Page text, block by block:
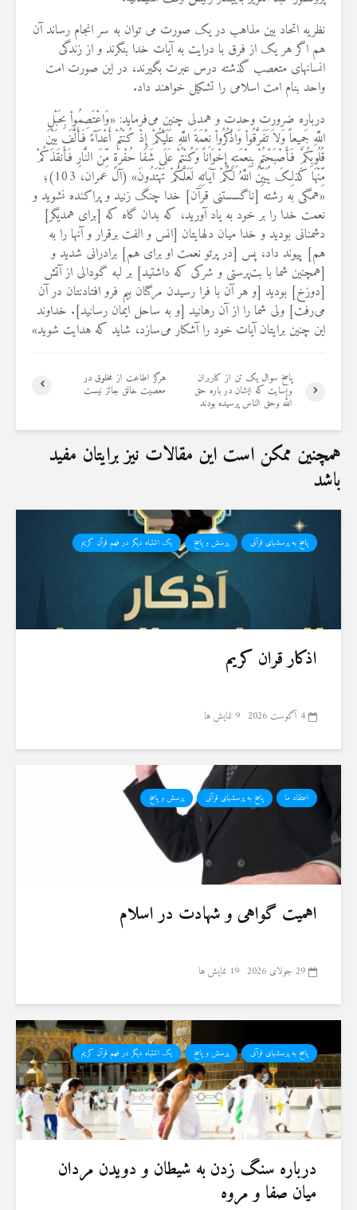
نظریه اتحاد بین مذاهب در یک صورت می توان به سر انجام رساند آن
هم اگر هر یک از فرق با درایت به آیات خدا بنگرند و از زندگی
انسانهای متعصب گذشته درس عبرت بگیرند، در این صورت امت
واحد بنام امت اسلامی را تشکیل خواهند داد.
درباره ضرورت وحدت و همدلی چنین می‌فرماید: «وَاعْتَصِمُواْ بِحَبْلِ
اللَّهِ جَمِیعاً وَلاَ تَفَرَّقُواْ وَاذْکُرُواْ نِعْمَةَ اللَّهِ عَلَیْکُمْ إِذْ کُنْتُمْ أَعْدَآءً فَأَلَّفَ بَیْنَ
قُلُوبِکُمْ فَأَصْبَحْتُمْ بِنِعْمَتِهِ إِخْوَاناً وَکُنْتُمْ عَلَى شَفَا حُفْرَةٍ مِّنَ النَّارِ فَأَنقَذَکُمْ
مِّنْهَا کَذلِکَ یُبَیِّنُ اللَّهُ لَکُمْ آیَاتِهِ لَعَلَّکُمْ تَهْتَدُونَ» (آل عمران، 103)؛
«همگی به رشته [ناگسستنی قرآن] خدا چنگ زنید و پراکنده نشوید و
نعمت خدا را بر خود به یاد آورید، که بدان گاه که [برای همدیگر]
دشمنانی بودید و خدا میان دلهایتان [انس و الفت برقرار و آنها را به
هم] پیوند داد، پس [در پرتو نعمت او برای هم] برادرانی شدید و
[همچنین شما با بت‌پرستی و شرکی که داشتید] بر لبه گودالی از آتش
[دوزخ] بودید [و هر آن با فرا رسیدن مرگتان بیم فرو افتادنتان در آن
می‌رفت] ولی شما را از آن رهانید [و به ساحل ایمان رسانید]. خداوند
این چنین برایتان آیات خود را آشکار می‌سازد، شاید که هدایت شوید»
هرگز اطاعت از مخلوق در
معصیت خالق جائز نیست
پاسخ سوال یک تن از کاربران
وبسایت که ایشان در باره حق
الله وحق الناس پرسیده بودند
همچنین ممکن است این مقالات نیز برایتان مفید
باشد
پاسخ به پرسشهای قرآنی پرسش و پاسخ یک اشتباه دیگر در فهم قرآن کریم
اذکار قران کریم
4 آگوست 2026 9 نمایش ها
اعتقاد ما پاسخ به پرسشهای قرآنی پرسش و پاسخ
اهمیت گواهی و شهادت در اسلام
29 جولای 2026 19 نمایش ها
پاسخ به پرسشهای قرآنی پرسش و پاسخ یک اشتباه دیگر در فهم قرآن کریم
درباره سنگ زدن به شیطان و دویدن مردان
میان صفا و مروه
36 نمایش ها